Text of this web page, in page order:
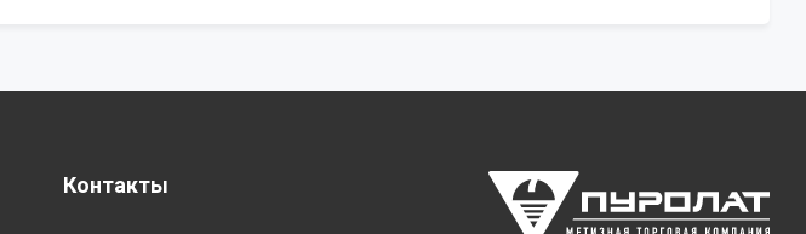
Контакты